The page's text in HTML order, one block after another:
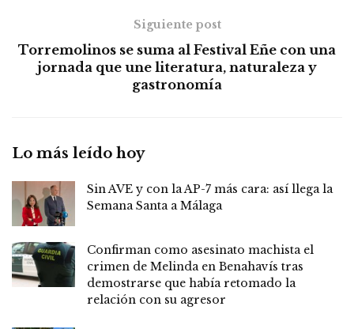
Siguiente post
Torremolinos se suma al Festival Eñe con una
jornada que une literatura, naturaleza y
gastronomía
Lo más leído hoy
Sin AVE y con la AP-7 más cara: así llega la
Semana Santa a Málaga
Confirman como asesinato machista el
crimen de Melinda en Benahavís tras
demostrarse que había retomado la
relación con su agresor